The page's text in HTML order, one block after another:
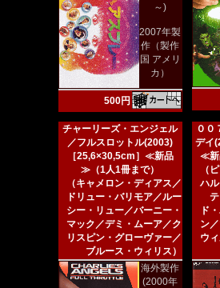
～)
2007年製
作（製作
国 アメリ
カ）
500円
チャーリーズ・エンジェル
／フルスロットル(2003)
［25,6×30,5cm］≪新品
≫（1人1冊まで）
（キャメロン・ディアス／
ドリュー・バリモア／ルー
シー・リュー／バーニー・
マック／デミ・ムーア／ク
リスピン・グローヴァー／
ブルース・ウィリス）
海外製作
(2000年
００
デイ
≪新
（
ハ
ド
ン
ウ